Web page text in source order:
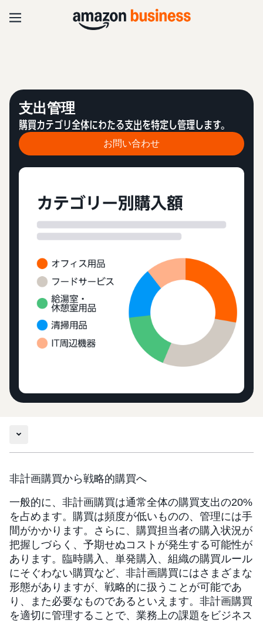
支出管理
購買カテゴリ全体にわたる支出を特定し管理します。
お問い合わせ
非計画購買から戦略的購買へ
一般的に、非計画購買は通常全体の購買支出の20%
を占めます。購買は頻度が低いものの、管理には手
間がかかります。さらに、購買担当者の購入状況が
把握しづらく、予期せぬコストが発生する可能性が
あります。臨時購入、単発購入、組織の購買ルール
にそぐわない購買など、非計画購買にはさまざまな
形態がありますが、戦略的に扱うことが可能であ
り、また必要なものであるといえます。非計画購買
を適切に管理することで、業務上の課題をビジネス